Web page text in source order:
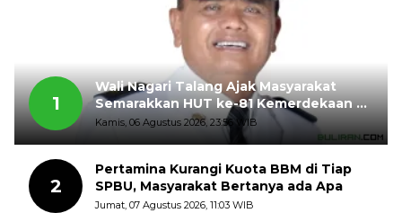
1
Wali Nagari Talang Ajak Masyarakat
Semarakkan HUT ke-81 Kemerdekaan RI
dengan Mengibarkan Bendera Merah
Putih
Kamis, 06 Agustus 2026, 23:56 WIB
2
Pertamina Kurangi Kuota BBM di Tiap
SPBU, Masyarakat Bertanya ada Apa
Jumat, 07 Agustus 2026, 11:03 WIB